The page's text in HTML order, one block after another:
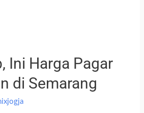
Ini Harga Pagar
di Semarang